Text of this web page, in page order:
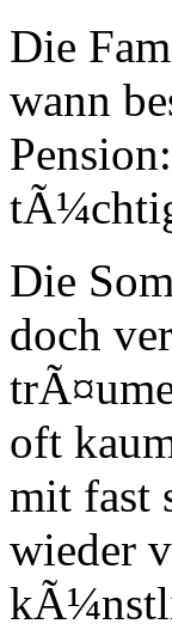
Die
wann
Die
doch
oft
mit fast
wieder